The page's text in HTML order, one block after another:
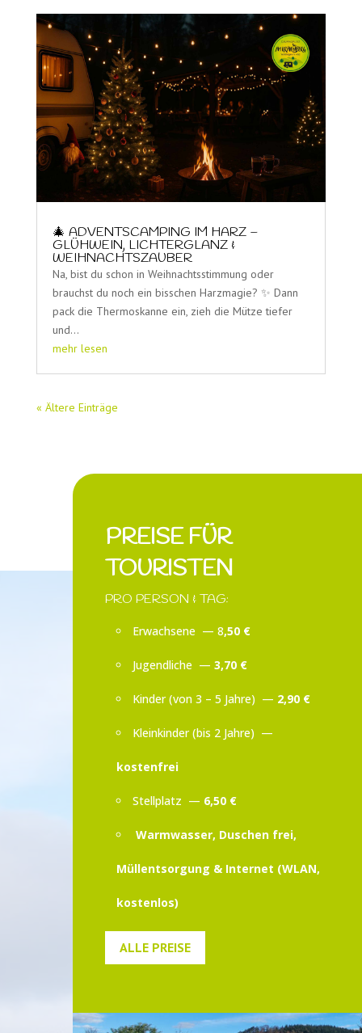
🎄 ADVENTSCAMPING IM HARZ –
GLÜHWEIN, LICHTERGLANZ &
WEIHNACHTSZAUBER
Na, bist du schon in Weihnachtsstimmung oder
brauchst du noch ein bisschen Harzmagie? ✨ Dann
pack die Thermoskanne ein, zieh die Mütze tiefer
und...
mehr lesen
« Ältere Einträge
PREISE FÜR
TOURISTEN
PRO PERSON & TAG:
Erwachsene — 8,50 €
Jugendliche — 3,70 €
Kinder (von 3 – 5 Jahre) — 2,90 €
Kleinkinder (bis 2 Jahre) —
kostenfrei
Stellplatz — 6,50 €
Warmwasser, Duschen frei,
Müllentsorgung & Internet (WLAN,
kostenlos)
ALLE PREISE